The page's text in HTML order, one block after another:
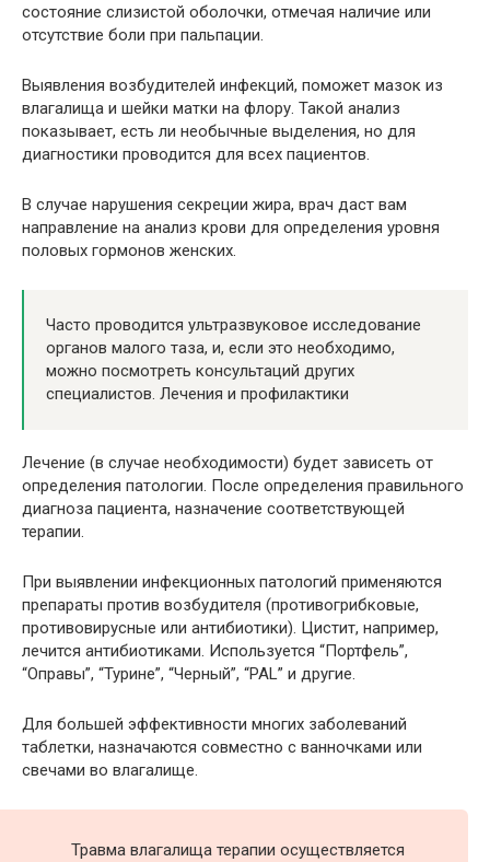
состояние слизистой оболочки, отмечая наличие или
отсутствие боли при пальпации.
Выявления возбудителей инфекций, поможет мазок из
влагалища и шейки матки на флору. Такой анализ
показывает, есть ли необычные выделения, но для
диагностики проводится для всех пациентов.
В случае нарушения секреции жира, врач даст вам
направление на анализ крови для определения уровня
половых гормонов женских.
Часто проводится ультразвуковое исследование
органов малого таза, и, если это необходимо,
можно посмотреть консультаций других
специалистов. Лечения и профилактики
Лечение (в случае необходимости) будет зависеть от
определения патологии. После определения правильного
диагноза пациента, назначение соответствующей
терапии.
При выявлении инфекционных патологий применяются
препараты против возбудителя (противогрибковые,
противовирусные или антибиотики). Цистит, например,
лечится антибиотиками. Используется “Портфель”,
“Оправы”, “Турине”, “Черный”, “PAL” и другие.
Для большей эффективности многих заболеваний
таблетки, назначаются совместно с ванночками или
свечами во влагалище.
Травма влагалища терапии осуществляется